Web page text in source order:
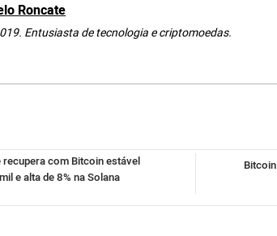
Roncate
Entusiasta de tecnologia e criptomoedas.
com Bitcoin estável
e alta de 8% na Solana